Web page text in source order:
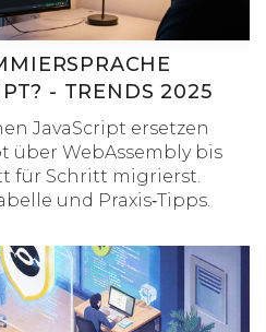
- TRENDS 2025
JavaScript ersetzen
über WebAssembly bis
für Schritt migrierst.
und Praxis‑Tipps.